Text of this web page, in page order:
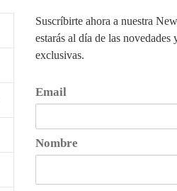
Suscríbirte ahora a nuestra
estarás al día de las novedades
exclusivas.
Email
Nombre